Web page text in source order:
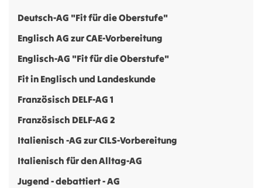
Deutsch-AG "Fit für die Oberstufe"
Englisch AG zur CAE-Vorbereitung
Englisch-AG "Fit für die Oberstufe"
Fit in Englisch und Landeskunde
Französisch DELF-AG 1
Französisch DELF-AG 2
Italienisch -AG zur CILS-Vorbereitung
Italienisch für den Alltag-AG
Jugend - debattiert - AG